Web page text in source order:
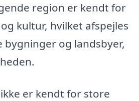
region er kendt for
kultur, hvilket afspejles
og landsbyer,
er kendt for store